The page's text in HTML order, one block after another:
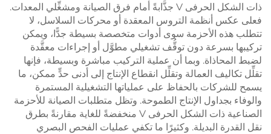
ذات الشكل الحرفى V جذَّابةً أمام فرق الصيانة ومشغِّلي المعدات.
فعلى عكس أنظمة التروس المعقدة أو محركات السلاسل، لا
تتطلب هذه الأحزمة سوى أدوات متخصصة بسيطة جدًّا، ويمكن
تركيبها بسرعة دون توقُّف تشغيلي مطوَّل أو إجراءات معقَّدة
لضبط المحاذاة. وبما أن عملية التركيب مباشرة وبسيطة، فإنها
تقلِّل تكاليف العمالة وتقلِّل انقطاع الإنتاج إلى أدنى حدٍّ ممكن، ما
يسمح للشركات بالحفاظ على عملياتها التشغيلية المستمرة
والوفاء بجداول الإنتاج الطموحة. وتظل متطلبات الصيانة للأحزمة
الصناعية ذات الشكل الحرفى V منخفضةً للغاية مقارنةً بطرق
نقل القدرة البديلة. وكثيرًا ما تكفي عمليات الفحص البصري